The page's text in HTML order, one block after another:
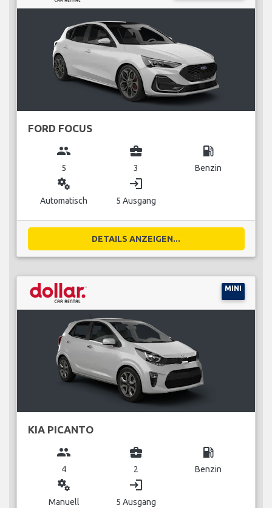
FORD FOCUS
group
5
business_center
3
local_gas_station
Benzin
miscellaneous_services
Automatisch
login
5 Ausgang
DETAILS ANZEIGEN...
MINI
KIA PICANTO
group
4
business_center
2
local_gas_station
Benzin
miscellaneous_services
Manuell
login
5 Ausgang